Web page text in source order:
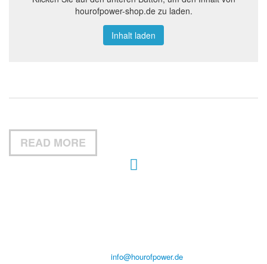
hourofpower-shop.de zu laden.
Inhalt laden
READ MORE
info@hourofpower.de